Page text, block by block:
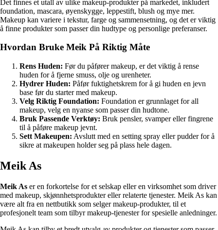
Det finnes et utall av ulike makeup-produkter på markedet, inkludert
foundation, mascara, øyenskygge, leppestift, blush og mye mer.
Makeup kan variere i tekstur, farge og sammensetning, og det er viktig
å finne produkter som passer din hudtype og personlige preferanser.
Hvordan Bruke Meik På Riktig Måte
Rens Huden: Før du påfører makeup, er det viktig å rense
huden for å fjerne smuss, olje og urenheter.
Hydrer Huden: Påfør fuktighetskrem for å gi huden en jevn
base før du starter med makeup.
Velg Riktig Foundation: Foundation er grunnlaget for all
makeup, velg en nyanse som passer din hudtone.
Bruk Passende Verktøy: Bruk pensler, svamper eller fingrene
til å påføre makeup jevnt.
Sett Makeupen: Avslutt med en setting spray eller pudder for å
sikre at makeupen holder seg på plass hele dagen.
Meik As
Meik As er en forkortelse for et selskap eller en virksomhet som driver
med makeup, skjønnhetsprodukter eller relaterte tjenester. Meik As kan
være alt fra en nettbutikk som selger makeup-produkter, til et
profesjonelt team som tilbyr makeup-tjenester for spesielle anledninger.